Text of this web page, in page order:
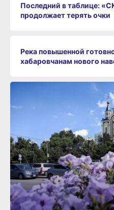
Последний в таблице:
продолжает терять очки
Река повышенной
хабаровчанам нового